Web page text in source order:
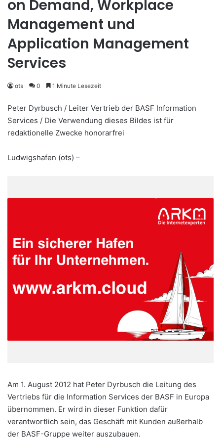
on Demand, Workplace
Management und
Application Management
Services
ots 0 1 Minute Lesezeit
Peter Dyrbusch / Leiter Vertrieb der BASF Information
Services / Die Verwendung dieses Bildes ist für
redaktionelle Zwecke honorarfrei
Ludwigshafen (ots) –
Am 1. August 2012 hat Peter Dyrbusch die Leitung des
Vertriebs für die Information Services der BASF in Europa
übernommen. Er wird in dieser Funktion dafür
verantwortlich sein, das Geschäft mit Kunden außerhalb
der BASF-Gruppe weiter auszubauen.